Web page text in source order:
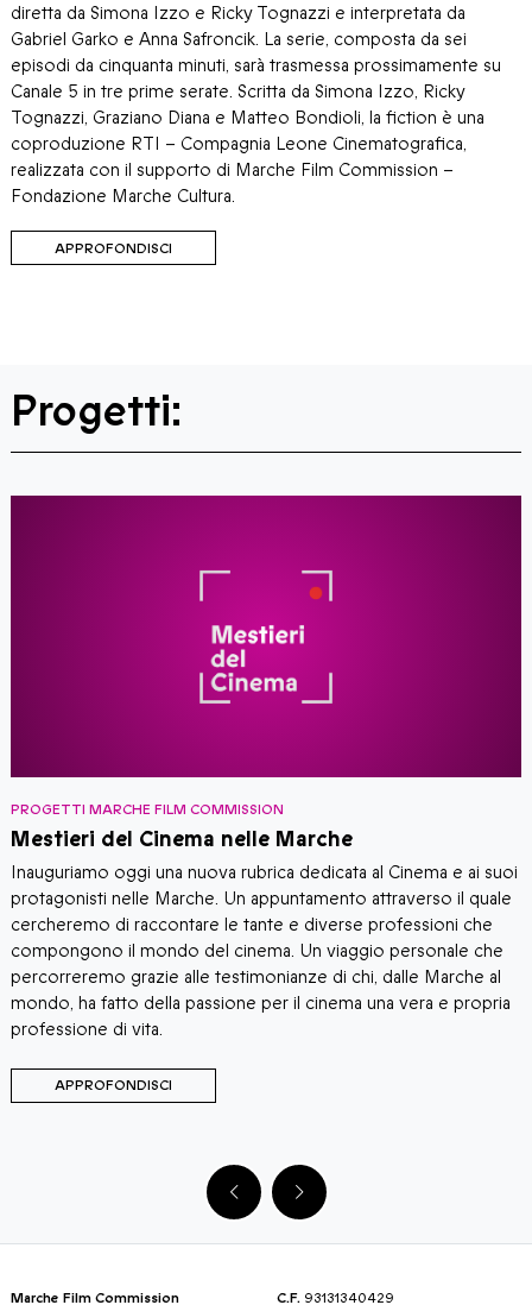
diretta da Simona Izzo e Ricky Tognazzi e interpretata da
Gabriel Garko e Anna Safroncik. La serie, composta da sei
episodi da cinquanta minuti, sarà trasmessa prossimamente su
Canale 5 in tre prime serate. Scritta da Simona Izzo, Ricky
Tognazzi, Graziano Diana e Matteo Bondioli, la fiction è una
coproduzione RTI – Compagnia Leone Cinematografica,
realizzata con il supporto di Marche Film Commission –
Fondazione Marche Cultura.
APPROFONDISCI
Progetti:
PROGETTI MARCHE FILM COMMISSION
Mestieri del Cinema nelle Marche
Inauguriamo oggi una nuova rubrica dedicata al Cinema e ai suoi
protagonisti nelle Marche. Un appuntamento attraverso il quale
cercheremo di raccontare le tante e diverse professioni che
compongono il mondo del cinema. Un viaggio personale che
percorreremo grazie alle testimonianze di chi, dalle Marche al
mondo, ha fatto della passione per il cinema una vera e propria
professione di vita.
APPROFONDISCI
Marche Film Commission C.F. 93131340429